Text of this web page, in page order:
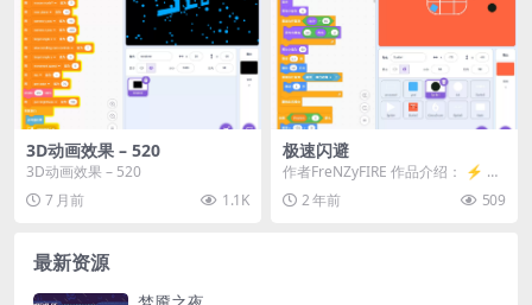
3D动画效果 – 520
3D动画效果 – 520
7 月前
1.1K
极速闪避
作者FreNZyFIRE 作品介绍： ⚡ 欢
迎来到《极速闪避》！⚡ 这是一款
极易...2 年前 509
最新资源